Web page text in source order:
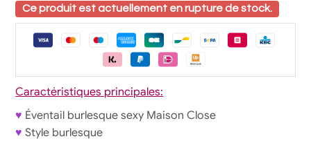
Ce produit est actuellement en rupture de stock.
Caractéristiques principales:
♥ Éventail burlesque sexy Maison Close
♥ Style burlesque